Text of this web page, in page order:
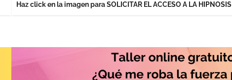
Haz click en la imagen para SOLICITAR EL ACCESO A LA HIPNOSIS